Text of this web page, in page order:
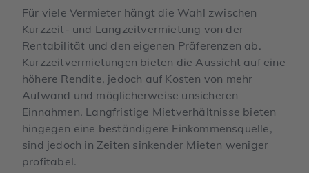
Für viele Vermieter hängt die Wahl zwischen
Kurzzeit- und Langzeitvermietung von der
Rentabilität und den eigenen Präferenzen ab.
Kurzzeitvermietungen bieten die Aussicht auf eine
höhere Rendite, jedoch auf Kosten von mehr
Aufwand und möglicherweise unsicheren
Einnahmen. Langfristige Mietverhältnisse bieten
hingegen eine beständigere Einkommensquelle,
sind jedoch in Zeiten sinkender Mieten weniger
profitabel.